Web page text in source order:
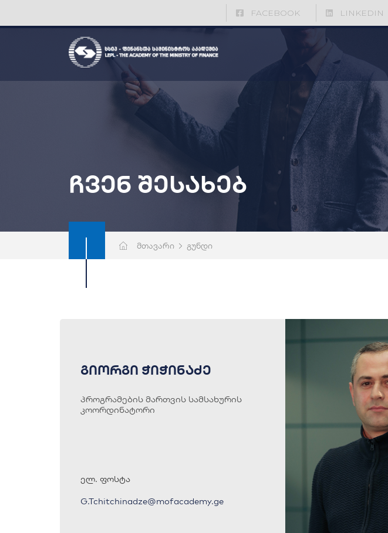
FACEBOOK LINKEDIN
ჩვენ შესახებ
მთავარი გუნდი
გიორგი ჭიჭინაძე
პროგრამების მართვის სამსახურის
კოორდინატორი
ელ. ფოსტა
G.Tchitchinadze@mofacademy.ge